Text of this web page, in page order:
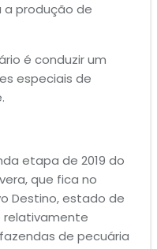
a produção de
é conduzir um
especiais de
etapa de 2019 do
que fica no
Destino, estado de
relativamente
de pecuária